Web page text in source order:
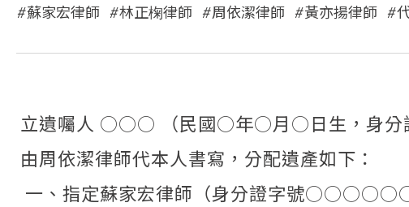
蘇家宏律師 林正椈律師 周依潔律師 黃亦揚律師
立遺囑人 ○○○ （民國○年○月○日生，身分證
由周依潔律師代本人書寫，分配遺產如下：
一、指定蘇家宏律師（身分證字號